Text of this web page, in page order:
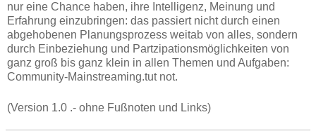
nur eine Chance haben, ihre Intelligenz, Meinung und
Erfahrung einzubringen: das passiert nicht durch einen
abgehobenen Planungsprozess weitab von alles, sondern
durch Einbeziehung und Partzipationsmöglichkeiten von
ganz groß bis ganz klein in allen Themen und Aufgaben:
Community-Mainstreaming.tut not.
(Version 1.0 .- ohne Fußnoten und Links)